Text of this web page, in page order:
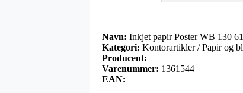
Navn: Inkjet papir Poster WB 130
Kategori: Kontorartikler / Papir og
Producent:
Varenummer: 1361544
EAN: